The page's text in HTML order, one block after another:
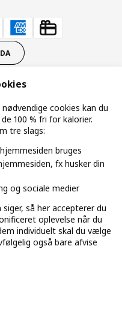
DA
tilgængelighed
af service
cookies kan du
100 % fri for kalorier.
tre slags:
bruges
fx husker din
og sociale medier
så her accepterer du
oplevelse når du
individuelt skal du vælge
også bare afvise